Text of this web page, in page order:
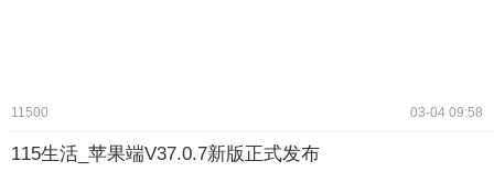
11500 03-04 09:58
115生活_苹果端V37.0.7新版正式发布